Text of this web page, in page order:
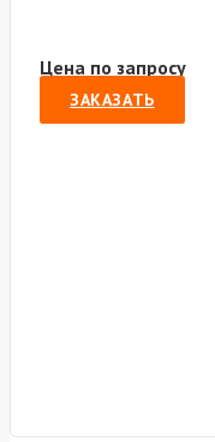
Цена по запросу
ЗАКАЗАТЬ